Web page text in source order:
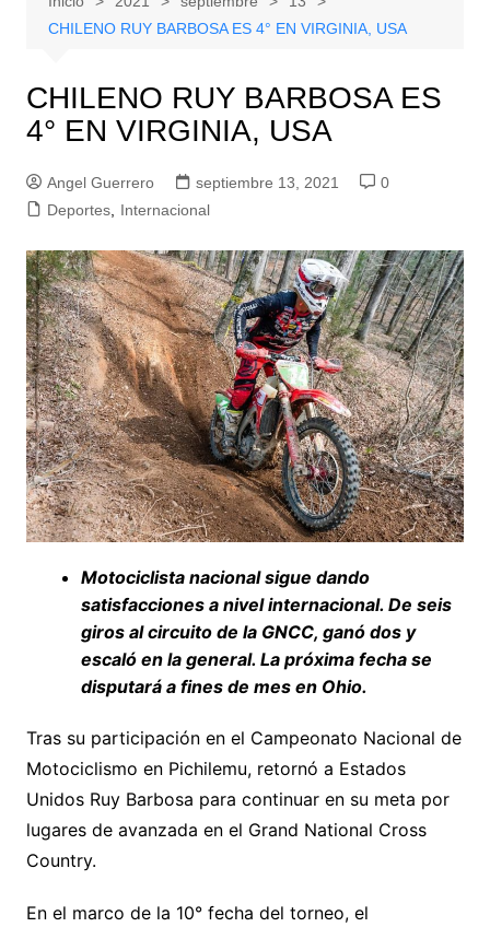
CHILENO RUY BARBOSA ES 4° EN VIRGINIA, USA
CHILENO RUY BARBOSA ES
4° EN VIRGINIA, USA
Angel Guerrero septiembre 13, 2021
0
Deportes, Internacional
Motociclista nacional sigue dando
satisfacciones a nivel internacional. De seis
giros al circuito de la GNCC, ganó dos y
escaló en la general. La próxima fecha se
disputará a fines de mes en Ohio.
Tras su participación en el Campeonato Nacional de
Motociclismo en Pichilemu, retornó a Estados
Unidos Ruy Barbosa para continuar en su meta por
lugares de avanzada en el Grand National Cross
Country.
En el marco de la 10° fecha del torneo, el